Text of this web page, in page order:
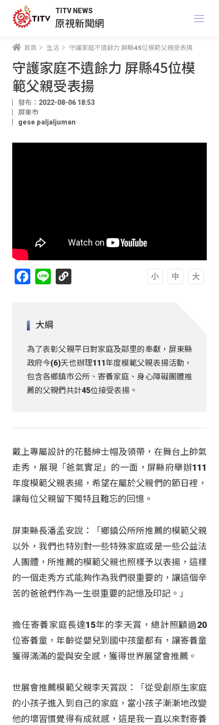
TITV NEWS
原視新聞網
首頁 生活 守護家庭不遺餘力 屏縣45位模範父親受表揚
守護家庭不遺餘力 屏縣45位模
範父親受表揚
發布：2022-08-06 18:53
屏東市
gese paljaljuman
Facebook
Line
大綱
為了表彰父親平日對家庭及鄰里的奉獻，屏東縣
政府今(6)天也辦理111年度模範父親表揚活動，
包含各鄉鎮市公所、寄養家庭、身心障礙團體推
薦的父親們共計45位接受表揚。
戴上專屬設計的花藝紳士帽及領帶，在舞台上帥氣
走秀，展現「爸氣實足」的一面，屏縣府舉辦111
年度模範父親表揚，希望在屬於父親們的節日裡，
讓每位父親留下獨特且難忘的回憶。
屏東縣長潘孟安說：「鄉鎮公所所推薦的模範父親
以外，我們也特別對一些特殊家庭或是一些公益法
人團體，所推薦的模範父親也照樣予以表揚，這樣
的一個走秀方式能夠作為我們很重要的，讓這個辛
苦的爸爸們作為一生很重要的記憶及印記。」
擔任寄養家庭長達15年的李天賞，總計照顧過20
位寄養童，年齡從嬰兒到國中孩童都有，讓寄養童
獲得滿滿的愛與安全感，獲得世界展望會推薦。
世展會推薦模範父親李天賞說：「從受創原生家庭
的小孩子進入到自己的家庭，當小孩子漸漸地改變
他的壞習慣覺得有成就感，這是我一直以來對寄養